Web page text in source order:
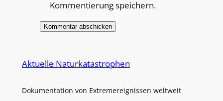
Kommentierung speichern.
Aktuelle Naturkatastrophen
Dokumentation von Extremereignissen weltweit